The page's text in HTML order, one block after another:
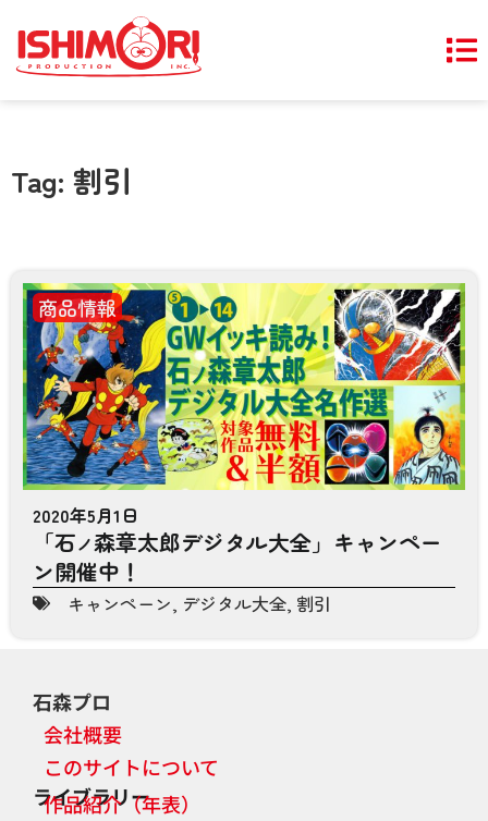
Tag: 割引
商品情報
2020年5月1日
「石ノ森章太郎デジタル大全」キャンペー
ン開催中！
キャンペーン, デジタル大全, 割引
石森プロ
会社概要
このサイトについて
ライブラリー
作品紹介（年表）